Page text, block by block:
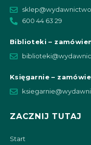
600 44 63 29
Biblioteki –
Księgarnie –
ZACZNIJ TUTAJ
Start